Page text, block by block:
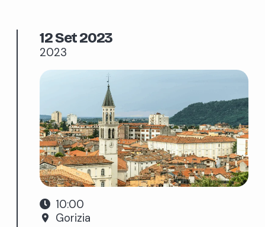
12 Set 2023
2023
10:00
place
Gorizia